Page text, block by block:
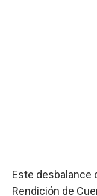
Este desbalance
Rendición de